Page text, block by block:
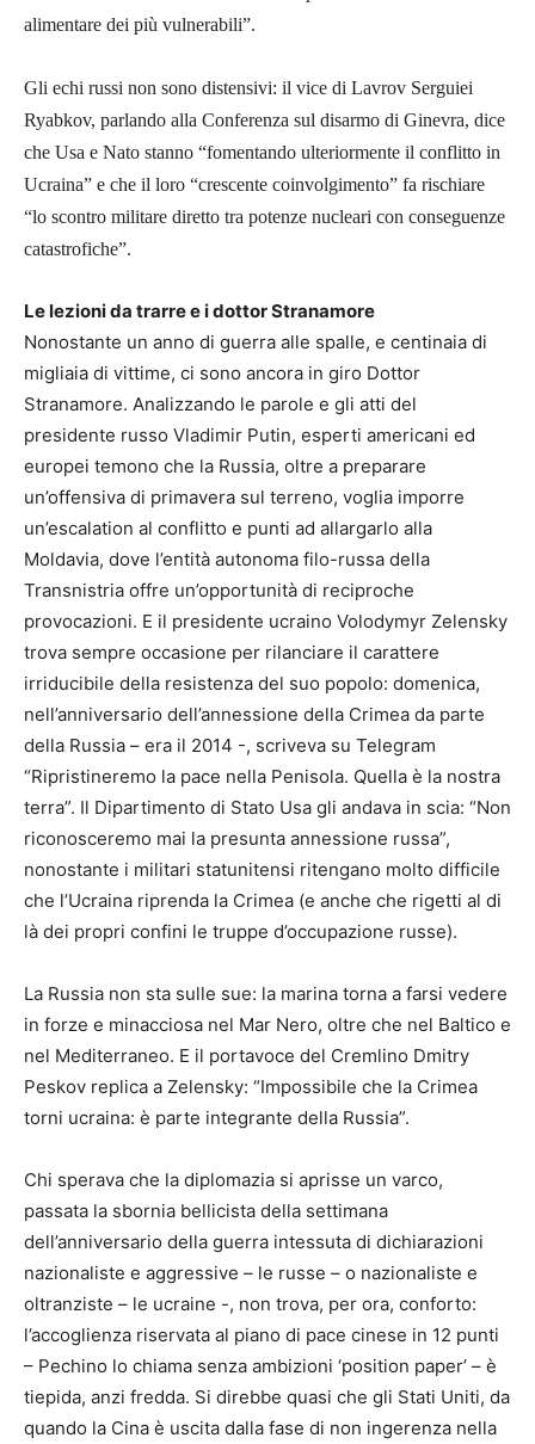
alimentare dei più vulnerabili”.
Gli echi russi non sono distensivi: il vice di Lavrov Serguiei
Ryabkov, parlando alla Conferenza sul disarmo di Ginevra, dice
che Usa e Nato stanno “fomentando ulteriormente il conflitto in
Ucraina” e che il loro “crescente coinvolgimento” fa rischiare
“lo scontro militare diretto tra potenze nucleari con conseguenze
catastrofiche”.
Le lezioni da trarre e i dottor Stranamore
Nonostante un anno di guerra alle spalle, e centinaia di
migliaia di vittime, ci sono ancora in giro Dottor
Stranamore. Analizzando le parole e gli atti del
presidente russo Vladimir Putin, esperti americani ed
europei temono che la Russia, oltre a preparare
un’offensiva di primavera sul terreno, voglia imporre
un’escalation al conflitto e punti ad allargarlo alla
Moldavia, dove l’entità autonoma filo-russa della
Transnistria offre un’opportunità di reciproche
provocazioni. E il presidente ucraino Volodymyr Zelensky
trova sempre occasione per rilanciare il carattere
irriducibile della resistenza del suo popolo: domenica,
nell’anniversario dell’annessione della Crimea da parte
della Russia – era il 2014 -, scriveva su Telegram
“Ripristineremo la pace nella Penisola. Quella è la nostra
terra”. Il Dipartimento di Stato Usa gli andava in scia: “Non
riconosceremo mai la presunta annessione russa”,
nonostante i militari statunitensi ritengano molto difficile
che l’Ucraina riprenda la Crimea (e anche che rigetti al di
là dei propri confini le truppe d’occupazione russe).
La Russia non sta sulle sue: la marina torna a farsi vedere
in forze e minacciosa nel Mar Nero, oltre che nel Baltico e
nel Mediterraneo. E il portavoce del Cremlino Dmitry
Peskov replica a Zelensky: “Impossibile che la Crimea
torni ucraina: è parte integrante della Russia”.
Chi sperava che la diplomazia si aprisse un varco,
passata la sbornia bellicista della settimana
dell’anniversario della guerra intessuta di dichiarazioni
nazionaliste e aggressive – le russe – o nazionaliste e
oltranziste – le ucraine -, non trova, per ora, conforto:
l’accoglienza riservata al piano di pace cinese in 12 punti
– Pechino lo chiama senza ambizioni ‘position paper’ – è
tiepida, anzi fredda. Si direbbe quasi che gli Stati Uniti, da
quando la Cina è uscita dalla fase di non ingerenza nella